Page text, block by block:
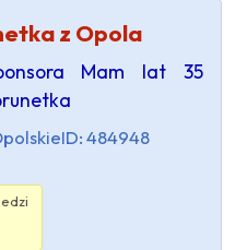
z Opola
Mam lat 35
ID: 484948